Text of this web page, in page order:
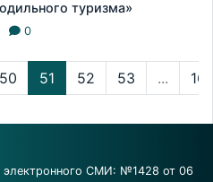
туризма»
0
50 51 52 53 ...
электронного СМИ: №1428 от 06